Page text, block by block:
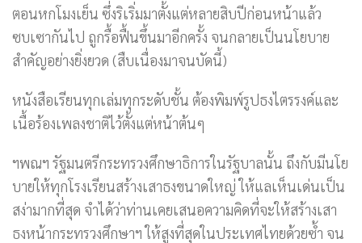
ตอนหกโมงเย็น ซึ่งริเริ่มมาตั้งแต่หลายสิบปีก่อนหน้าแล้ว
ซบเซากันไป ถูกรื้อฟื้นขึ้นมาอีกครั้ง จนกลายเป็นนโยบาย
สำคัญอย่างยิ่งยวด (สืบเนื่องมาจนบัดนี้)
หนังสือเรียนทุกเล่มทุกระดับชั้น ต้องพิมพ์รูปธงไตรรงค์และ
เนื้อร้องเพลงชาติไว้ตั้งแต่หน้าต้นๆ
ฯพณฯ รัฐมนตรีกระทรวงศึกษาธิการในรัฐบาลนั้น ถึงกับมีนโย
บายให้ทุกโรงเรียนสร้างเสาธงขนาดใหญ่ ให้แลเห็นเด่นเป็น
สง่ามากที่สุด จำได้ว่าท่านเคยเสนอความคิดที่จะให้สร้างเสา
ธงหน้ากระทรวงศึกษาฯ ให้สูงที่สุดในประเทศไทยด้วยซ้ำ จน